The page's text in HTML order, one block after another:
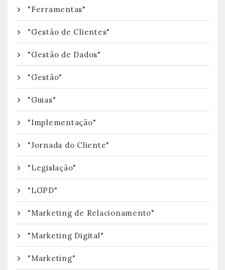
"Ferramentas"
"Gestão de Clientes"
"Gestão de Dados"
"Gestão"
"Guias"
"Implementação"
"Jornada do Cliente"
"Legislação"
"LGPD"
"Marketing de Relacionamento"
"Marketing Digital"
"Marketing"